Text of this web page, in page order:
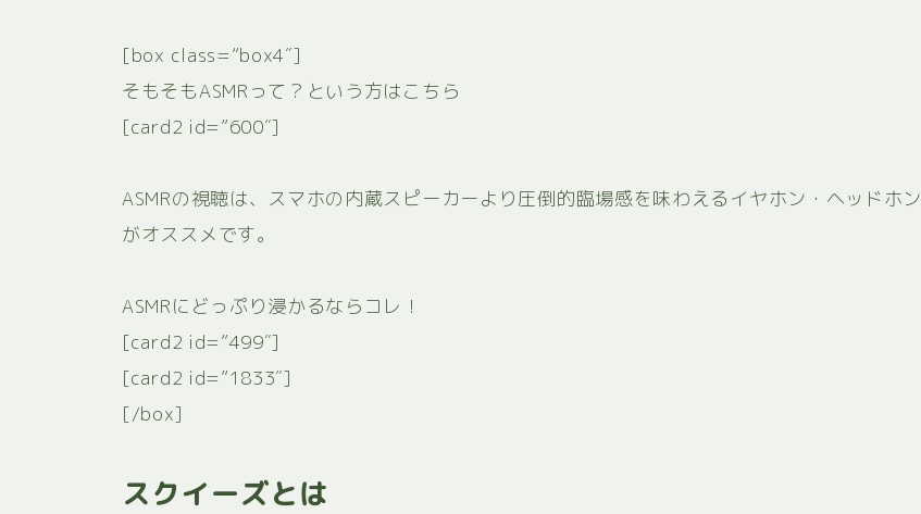
[box class=”box4″]
そもそもASMRって？という方はこちら
[card2 id=”600″]
ASMRの視聴は、スマホの内蔵スピーカーより圧倒的臨場感を味わえるイヤホン・ヘッドホン
がオススメです。
ASMRにどっぷり浸かるならコレ！
[card2 id=”499″]
[card2 id=”1833″]
[/box]
スクイーズとは